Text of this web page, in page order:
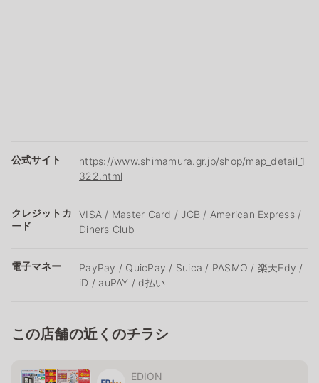
公式サイト
https://www.shimamura.gr.jp/shop/map_detail_1
322.html
クレジットカ
ード
VISA / Master Card / JCB / American Express /
Diners Club
電子マネー
PayPay / QuicPay / Suica / PASMO / 楽天Edy /
iD / auPAY / d払い
この店舗の近くのチラシ
EDION